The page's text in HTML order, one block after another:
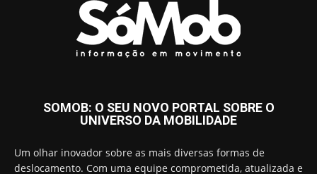
SOMOB: O SEU NOVO PORTAL SOBRE O
UNIVERSO DA MOBILIDADE
Um olhar inovador sobre as mais diversas formas de
deslocamento. Com uma equipe comprometida, atualizada e